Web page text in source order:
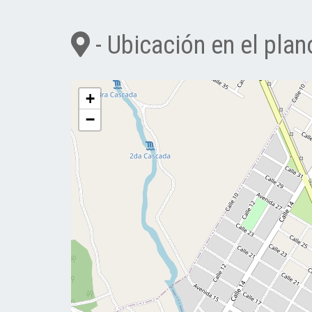
- Ubicación en el
+
−